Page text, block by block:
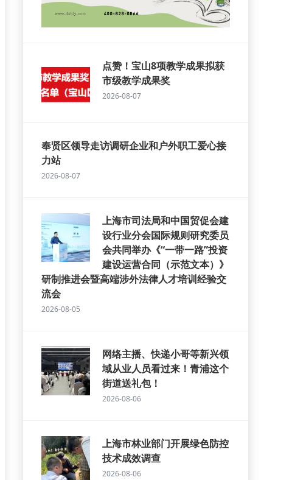
点赞！宝山8项教学成果拟获
市级教学成果奖
2026-08-07
奉贤区领导走访调研企业和户外职工爱心接
力站
2026-08-07
上海市司法局和中国贸促会建
设行业分会国际规则研究委员
会共同举办《“一带一路”投资
建设运营合同（示范文本）》
研制推进会暨高端涉外法律人才培训经验交
流会
2026-08-05
网络主播、快递小哥等新兴领
域从业人员看过来！青浦这个
街道送礼包！
2026-08-06
上海市林业部门开展绿色防控
技术成效调查
2026-08-06